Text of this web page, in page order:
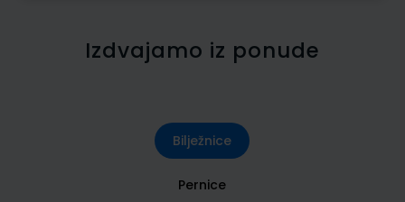
Izdvajamo iz ponude
Bilježnice
Pernice